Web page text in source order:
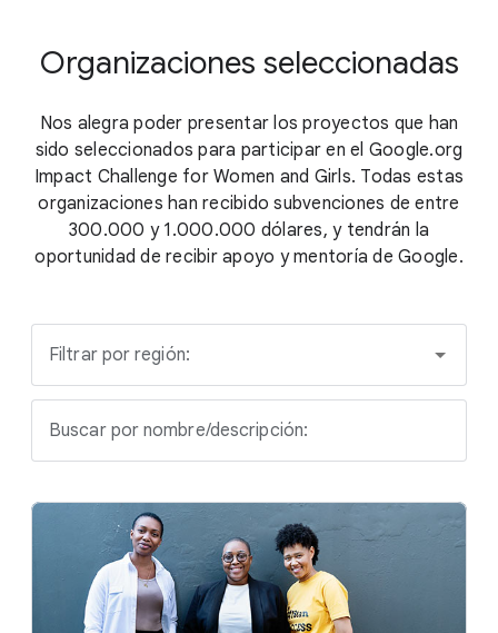
Organizaciones seleccionadas
Nos alegra poder presentar los proyectos que han
sido seleccionados para participar en el Google.org
Impact Challenge for Women and Girls. Todas estas
organizaciones han recibido subvenciones de entre
300.000 y 1.000.000 dólares, y tendrán la
oportunidad de recibir apoyo y mentoría de Google.
Filtrar por región:
Buscar por nombre/descripción: